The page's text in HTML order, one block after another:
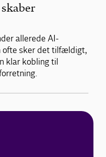
allerede AI-
ofte sker det tilfældigt,
klar kobling til